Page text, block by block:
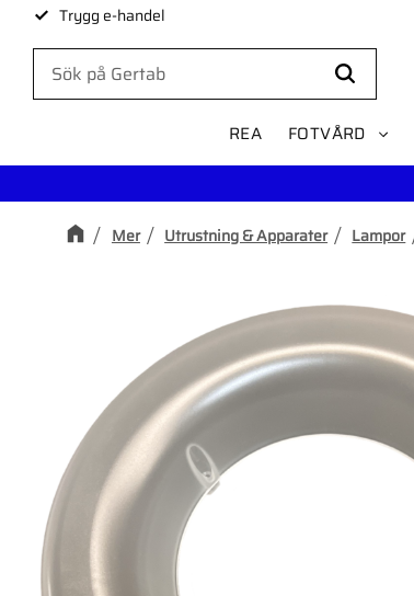
Trygg e-handel
REA FOTVÅRD
Mer Utrustning & Apparater Lampor